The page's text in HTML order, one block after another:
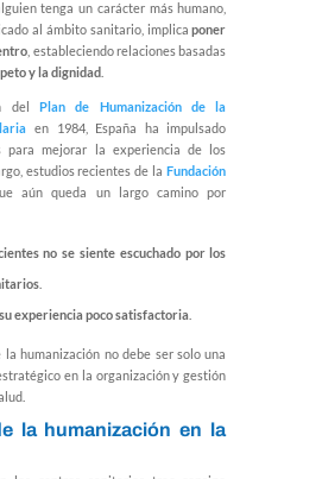
tenga un carácter más humano,
al ámbito sanitario, implicaponer
, estableciendo relaciones basadas
y la dignidad.
del Plan de Humanización de la
en 1984, España ha impulsado
para mejorar la experiencia de los
estudios recientes de laFundación
aún queda un largo camino por
no se siente escuchado por los
.
experiencia poco satisfactoria
la humanización no debe ser solo una
en la organización y gestión
la humanización en la